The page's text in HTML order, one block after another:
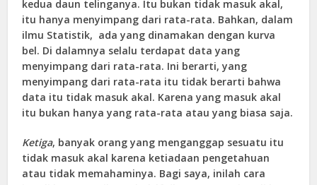
kedua daun telinganya. Itu bukan tidak masuk akal,
itu hanya menyimpang dari rata-rata. Bahkan, dalam
ilmu Statistik, ada yang dinamakan dengan kurva
bel. Di dalamnya selalu terdapat data yang
menyimpang dari rata-rata. Ini berarti, yang
menyimpang dari rata-rata itu tidak berarti bahwa
data itu tidak masuk akal. Karena yang masuk akal
itu bukan hanya yang rata-rata atau yang biasa saja.
Ketiga, banyak orang yang menganggap sesuatu itu
tidak masuk akal karena ketiadaan pengetahuan
atau tidak memahaminya. Bagi saya, inilah cara